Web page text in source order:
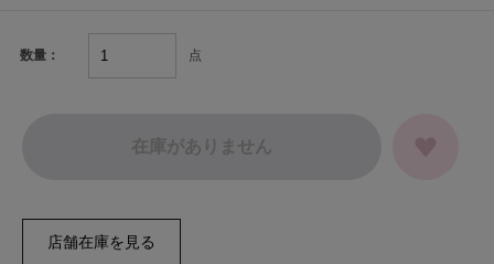
数量： 点
在庫がありません